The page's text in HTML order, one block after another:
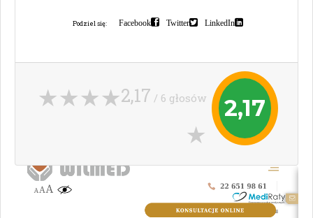
Podziel się: Facebook Twitter LinkedIn
2,17
2,17 / 6 głosów